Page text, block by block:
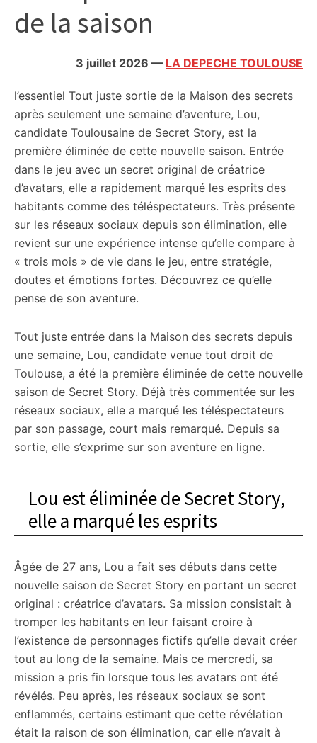
de la saison
3 juillet 2026 — LA DEPECHE TOULOUSE
l’essentiel Tout juste sortie de la Maison des secrets
après seulement une semaine d’aventure, Lou,
candidate Toulousaine de Secret Story, est la
première éliminée de cette nouvelle saison. Entrée
dans le jeu avec un secret original de créatrice
d’avatars, elle a rapidement marqué les esprits des
habitants comme des téléspectateurs. Très présente
sur les réseaux sociaux depuis son élimination, elle
revient sur une expérience intense qu’elle compare à
« trois mois » de vie dans le jeu, entre stratégie,
doutes et émotions fortes. Découvrez ce qu’elle
pense de son aventure.
Tout juste entrée dans la Maison des secrets depuis
une semaine, Lou, candidate venue tout droit de
Toulouse, a été la première éliminée de cette nouvelle
saison de Secret Story. Déjà très commentée sur les
réseaux sociaux, elle a marqué les téléspectateurs
par son passage, court mais remarqué. Depuis sa
sortie, elle s’exprime sur son aventure en ligne.
Lou est éliminée de Secret Story,
elle a marqué les esprits
Âgée de 27 ans, Lou a fait ses débuts dans cette
nouvelle saison de Secret Story en portant un secret
original : créatrice d’avatars. Sa mission consistait à
tromper les habitants en leur faisant croire à
l’existence de personnages fictifs qu’elle devait créer
tout au long de la semaine. Mais ce mercredi, sa
mission a pris fin lorsque tous les avatars ont été
révélés. Peu après, les réseaux sociaux se sont
enflammés, certains estimant que cette révélation
était la raison de son élimination, car elle n’avait à